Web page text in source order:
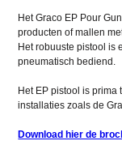
Het Graco EP Pour
producten of mallen
Het robuuste pistool is
pneumatisch bediend.
Het EP pistool is
installaties zoals de
Download hier de